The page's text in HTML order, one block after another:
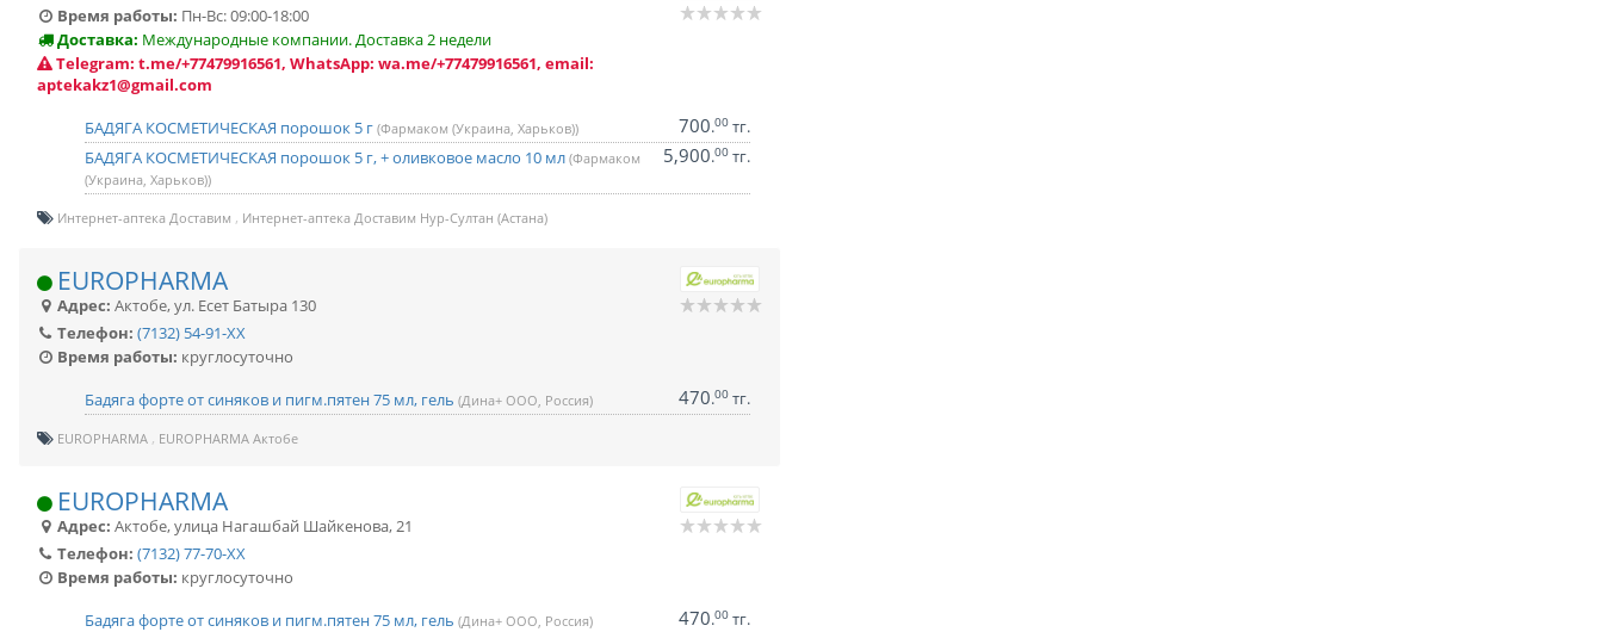
Время работы: Пн-Вс: 09:00-18:00
Доставка: Международные компании. Доставка 2 недели
Telegram: t.me/+77479916561, WhatsApp: wa.me/+77479916561, email:
aptekakz1@gmail.com
БАДЯГА КОСМЕТИЧЕСКАЯ порошок 5 г (Фармаком (Украина, Харьков)) 700.00тг.
БАДЯГА КОСМЕТИЧЕСКАЯ порошок 5 г, + оливковое масло 10 мл (Фармаком
(Украина, Харьков))
5,900.00тг.
Интернет-аптека Доставим Интернет-аптека Доставим Нур-Султан (Астана)
EUROPHARMA
Адрес: Актобе,ул. Есет Батыра 130
Телефон: (7132) 54-91-XX
Время работы: круглосуточно
Бадяга форте от синяков и пигм.пятен 75 мл, гель (Дина+ ООО, Россия) 470.00тг.
EUROPHARMA EUROPHARMA Актобе
EUROPHARMA
Адрес: Актобе,улица Нагашбай Шайкенова, 21
Телефон: (7132) 77-70-XX
Время работы: круглосуточно
Бадяга форте от синяков и пигм.пятен 75 мл, гель (Дина+ ООО, Россия) 470.00тг.